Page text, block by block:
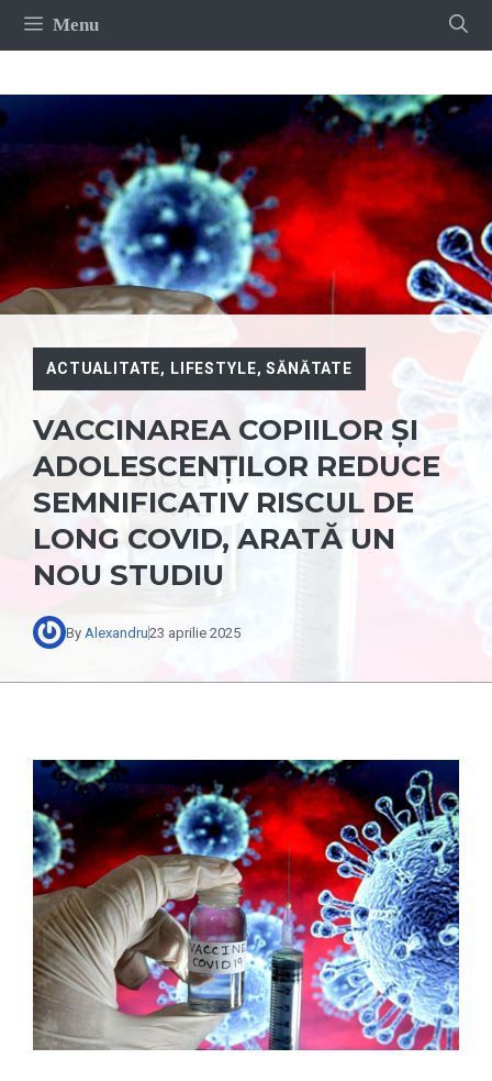
Sari
Menu
ACTUALITATE, LIFESTYLE,SĂNĂTATE
VACCINAREA COPIILOR ȘI
ADOLESCENȚILOR REDUCE
SEMNIFICATIV RISCUL DE
LONG COVID, ARATĂ UN
NOU STUDIU
By Alexandru23 aprilie 2025